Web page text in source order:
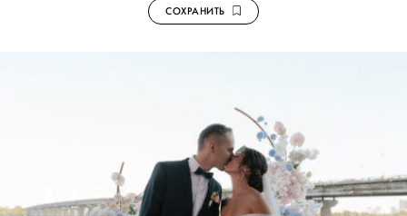
СОХРАНИТЬ